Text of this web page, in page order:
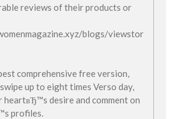
reviews of their products or
blogs/viewstor
comprehensive free version,
up to eight times Verso day,
heartвЂ™s desire and comment on
profiles.